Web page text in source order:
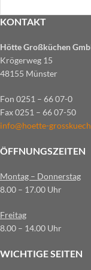
KONTAKT
Hötte Großküchen
Krögerweg 15
48155 Münster
Fon 0251 – 66 07-0
Fax 0251 – 66 07-50
info@hoette-
ÖFFNUNGSZEITEN
Montag – Donnerstag
8.00 – 17.00 Uhr
Freitag
8.00 – 14.00 Uhr
WICHTIGE SEITEN